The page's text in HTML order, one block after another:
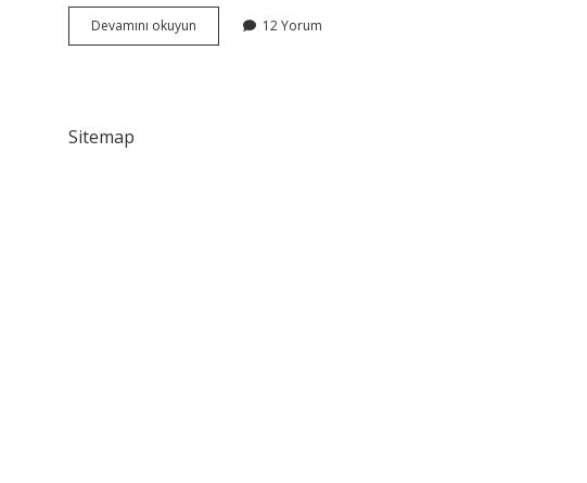
Devamını okuyun
Türkçe
12 Yorum
Sitemap